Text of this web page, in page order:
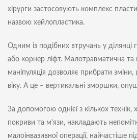
хірурги застосовують комплекс
назвою хейлопластика.
Одним із подібних втручань у ділянці
або корнер ліфт. Малотравматична та
маніпуляція дозволяє прибрати
віку. А це – вертикальні зморшки,
За допомогою однієї з кількох технік,
покриви та м'язи, накладають
малоінвазивної операції, найчастіше